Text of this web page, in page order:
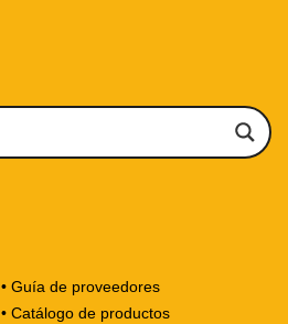
• Guía de proveedores
• Catálogo de productos